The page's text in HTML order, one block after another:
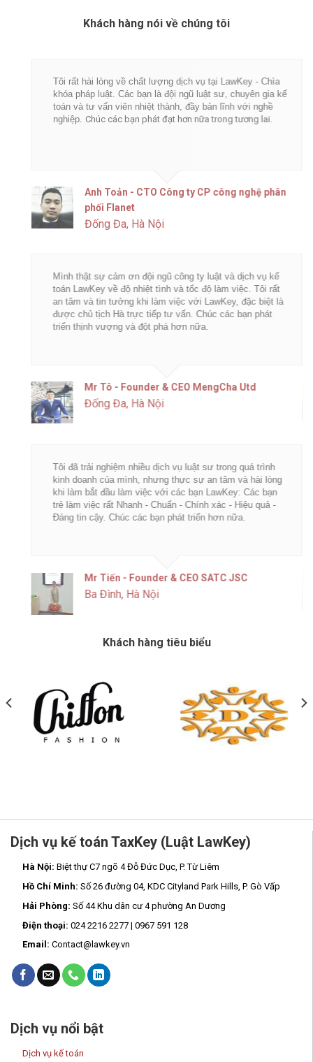
Khách hàng nói về chúng tôi
Tôi rất hài lòng về chất lượng dịch vụ tại LawKey - Chìa
khóa pháp luật. Các bạn là đội ngũ luật sư, chuyên gia kế
toán và tư vấn viên nhiệt thành, đầy bản lĩnh với nghề
nghiệp.Chúc các bạn phát đạt hơn nữa trong tương lai.
Anh Toản - CTO Công ty CP công nghệ phân
phối Flanet
Đống Đa, Hà Nội
Mình thật sự cảm ơn đội ngũ công ty luật và dịch vụ kế
toán LawKey về độ nhiệt tình và tốc độ làm việc. Tôi rất
an tâm và tin tưởng khi làm việc với LawKey, đặc biệt là
được chủ tịch Hà trực tiếp tư vấn. Chúc các bạn phát
triển thịnh vượng và đột phá hơn nữa.
Mr Tô - Founder & CEO MengCha Utd
Đống Đa, Hà Nội
Tôi đã trải nghiệm nhiều dịch vụ luật sư trong quá trình
kinh doanh của mình, nhưng thực sự an tâm và hài lòng
khi làm bắt đầu làm việc với các bạn LawKey: Các bạn
trẻ làm việc rất Nhanh - Chuẩn - Chính xác - Hiệu quả -
Đáng tin cậy. Chúc các bạn phát triển hơn nữa.
Mr Tiến - Founder & CEO SATC JSC
Ba Đình, Hà Nội
Khách hàng tiêu biểu
Dịch vụ kế toán TaxKey (Luật LawKey)
Hà Nội: Biệt thự C7 ngõ 4 Đỗ Đức Dục, P. Từ Liêm
Hồ Chí Minh: Số 26 đường 04, KDC Cityland Park Hills, P. Gò Vấp
Hải Phòng: Số 44 Khu dân cư 4 phường An Dương
Điện thoại: 024 2216 2277 | 0967 591 128
Email: Contact@lawkey.vn
Dịch vụ nổi bật
Dịch vụ kế toán